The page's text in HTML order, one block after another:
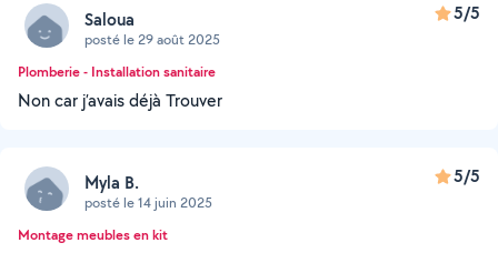
Saloua
posté le 29 août 2025
5/5
Plomberie - Installation sanitaire
Non car j’avais déjà Trouver
Myla B.
posté le 14 juin 2025
5/5
Montage meubles en kit